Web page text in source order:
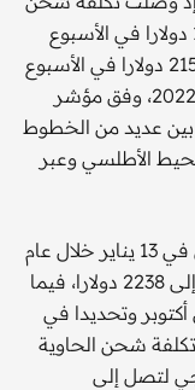
الحاوية النمطية قياس 40 قدما إلى 1341 دولارا في الأسبوع
المنتهي في 29 ديسمبر 2023، مقارنة بـ2152 دولارا في الأسبوع
المنتهي في 30 ديسمبر من العام السابق 2022، وفق مؤشر
بين عديد من الخطوط
الأطلسي وعبر
وكانت أسعار الشحن في الأسبوع المنتهي في 13 يناير خلال عام
2023 عند أعلى مستوياتها بتكلفة وصلت إلى 2238 دولارا، فيما
مستوى لها خلال عام 2023 في أكتوبر وتحديدا في
إذ وصلت تكلفة شحن الحاوية
لتصل إلى